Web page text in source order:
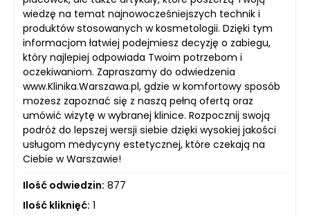
wiedzę na temat najnowocześniejszych technik i
produktów stosowanych w kosmetologii. Dzięki tym
informacjom łatwiej podejmiesz decyzję o zabiegu,
który najlepiej odpowiada Twoim potrzebom i
oczekiwaniom. Zapraszamy do odwiedzenia
www.Klinika.Warszawa.pl, gdzie w komfortowy sposób
możesz zapoznać się z naszą pełną ofertą oraz
umówić wizytę w wybranej klinice. Rozpocznij swoją
podróż do lepszej wersji siebie dzięki wysokiej jakości
usługom medycyny estetycznej, które czekają na
Ciebie w Warszawie!
Ilość odwiedzin: 877
Ilość kliknięć: 1